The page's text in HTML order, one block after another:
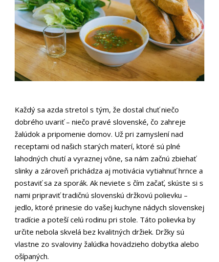
Každý sa azda stretol s tým, že dostal chuť niečo
dobrého uvariť – niečo pravé slovenské, čo zahreje
žalúdok a pripomenie domov. Už pri zamyslení nad
receptami od našich starých materí, ktoré sú plné
lahodných chutí a vyraznej vône, sa nám začnú zbiehať
slinky a zároveň prichádza aj motivácia vytiahnuť hrnce a
postaviť sa za sporák. Ak neviete s čím začať, skúste si s
nami pripraviť tradičnú slovenskú držkovú polievku –
jedlo, ktoré prinesie do vašej kuchyne nádych slovenskej
tradície a poteší celú rodinu pri stole. Táto polievka by
určite nebola skvelá bez kvalitných držiek. Držky sú
vlastne zo svaloviny žalúdka hovädzieho dobytka alebo
ošípaných.